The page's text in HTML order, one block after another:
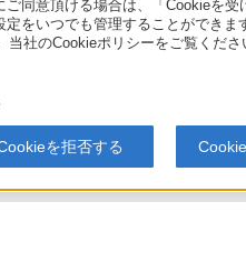
同意頂ける場合は、「Cookieを
をいつでも管理することができ
社のCookieポリシーをご覧くだ
を拒否する